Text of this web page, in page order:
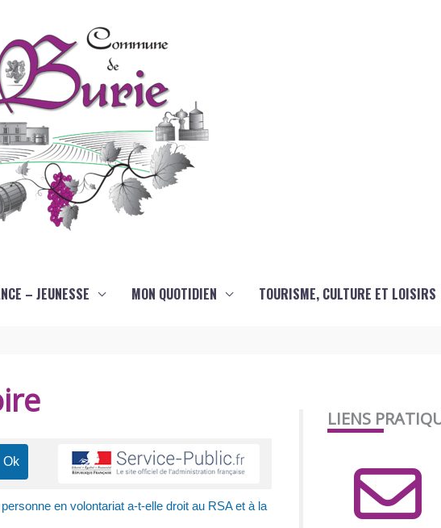
– JEUNESSE MON QUOTIDIEN TOURISME, CULTURE ET LOISIRS
en volontariat a-t-elle droit au RSA et à la
LIENS